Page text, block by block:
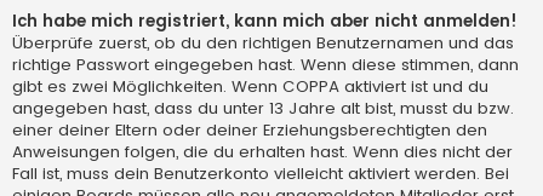
Ich habe mich registriert, kann mich aber nicht anmelden!
Überprüfe zuerst, ob du den richtigen Benutzernamen und das
richtige Passwort eingegeben hast. Wenn diese stimmen, dann
gibt es zwei Möglichkeiten. Wenn COPPA aktiviert ist und du
angegeben hast, dass du unter 13 Jahre alt bist, musst du bzw.
einer deiner Eltern oder deiner Erziehungsberechtigten den
Anweisungen folgen, die du erhalten hast. Wenn dies nicht der
Fall ist, muss dein Benutzerkonto vielleicht aktiviert werden. Bei